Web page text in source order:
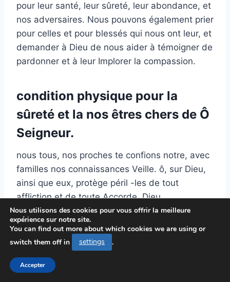
pour leur santé, leur sûreté, leur abondance, et
nos adversaires. Nous pouvons également prier
pour celles et pour blessés qui nous ont leur, et
demander à Dieu de nous aider à témoigner de
pardonner et à leur Implorer la compassion.
condition physique pour la
sûreté et la nos êtres chers de Ô
Seigneur.
nous tous, nos proches te confions notre, avec
familles nos connaissances Veille. ô, sur Dieu,
ainsi que eux, protège péril -les de tout
affliction et de toute Accorde. Dieu
miséricordieux, une, santé et du corps pour de
l’esprit ainsi que eux, dans la paix esprit leur
Puisses-tu permettre. guidance ta forte les
protège et les individus dirige tout pour qu’il
puissent au long de cette journée, vivent la
Nous utilisons des cookies pour vous offrir la meilleure
expérience sur notre site.
You can find out more about which cookies we are using or
switch them off in
settings .
Accepter